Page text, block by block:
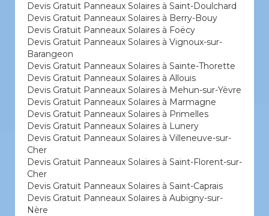
Devis Gratuit Panneaux Solaires à Saint-Doulchard
Devis Gratuit Panneaux Solaires à Berry-Bouy
Devis Gratuit Panneaux Solaires à Foëcy
Devis Gratuit Panneaux Solaires à Vignoux-sur-
Barangeon
Devis Gratuit Panneaux Solaires à Sainte-Thorette
Devis Gratuit Panneaux Solaires à Allouis
Devis Gratuit Panneaux Solaires à Mehun-sur-Yèvre
Devis Gratuit Panneaux Solaires à Marmagne
Devis Gratuit Panneaux Solaires à Primelles
Devis Gratuit Panneaux Solaires à Lunery
Devis Gratuit Panneaux Solaires à Villeneuve-sur-
Cher
Devis Gratuit Panneaux Solaires à Saint-Florent-sur-
Cher
Devis Gratuit Panneaux Solaires à Saint-Caprais
Devis Gratuit Panneaux Solaires à Aubigny-sur-
Nère